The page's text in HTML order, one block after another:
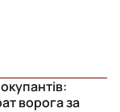
ворога за